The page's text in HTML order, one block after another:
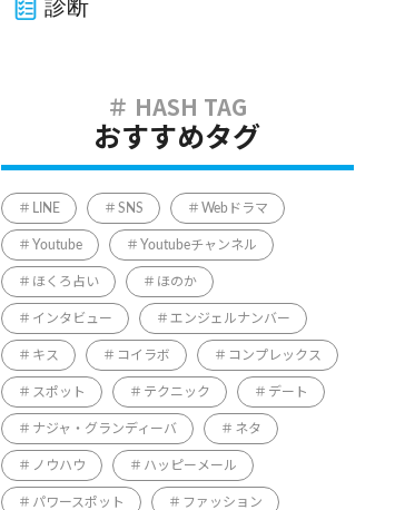
診断
おすすめタグ
LINE SNS Webドラマ
Youtube Youtubeチャンネル
ほくろ占い ほのか
インタビュー エンジェルナンバー
キス コイラボ コンプレックス
スポット テクニック デート
ナジャ・グランディーバ ネタ
ノウハウ ハッピーメール
パワースポット ファッション